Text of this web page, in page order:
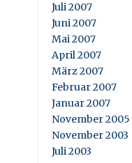
Juli 2007
Juni 2007
Mai 2007
April 2007
März 2007
Februar 2007
Januar 2007
November 2005
November 2003
Juli 2003